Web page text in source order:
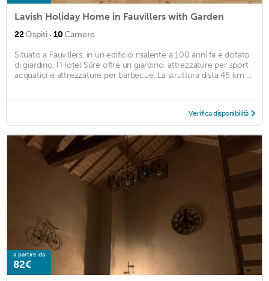
Lavish Holiday Home in Fauvillers with Garden
22Ospiti · 10Camere
Situato a Fauvillers, in un edificio risalente a 100 anni fa e dotato
di giardino, l'Hotel Sûre offre un giardino, attrezzature per sport
acquatici e attrezzature per barbecue. La struttura dista 45 km ...
Verifica disponibilità
a partire da
82€